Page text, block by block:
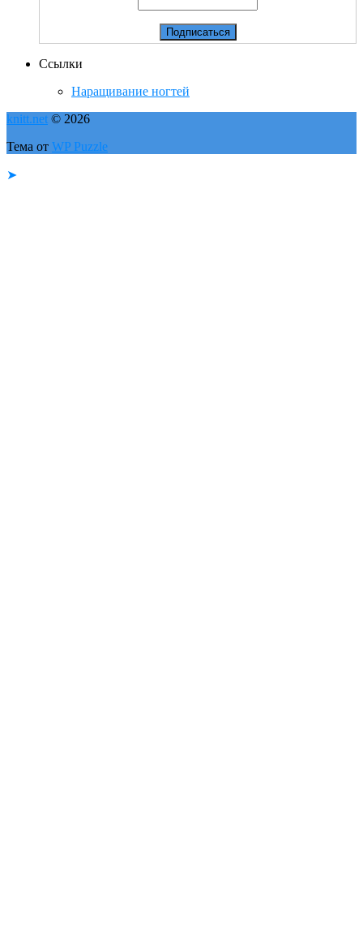
Ссылки
Наращивание ногтей
knitt.net © 2026
Тема от WP Puzzle
➤